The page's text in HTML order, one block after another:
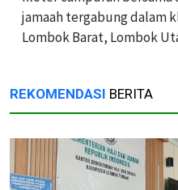
jamaah tergabung dalam
Lombok Barat, Lombok
REKOMENDASI BERITA